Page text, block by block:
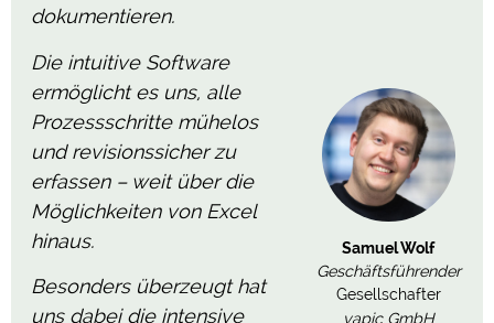
dokumentieren.
Die intuitive Software
ermöglicht es uns, alle
Prozessschritte mühelos
und revisionssicher zu
erfassen – weit über die
Möglichkeiten von Excel
hinaus.
Besonders überzeugt hat
uns dabei die intensive
Samuel Wolf
Geschäftsführender
Gesellschafter
vapic GmbH